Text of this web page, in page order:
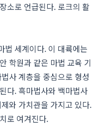
소로 언급된다. 로크의 활
법 세계이다. 이 대륙에는
학원과 같은 마법 교육 기
사 계층을 중심으로 형성
다. 흑마법사와 백마법사
와 가치관을 가지고 있다.
로 여겨진다.